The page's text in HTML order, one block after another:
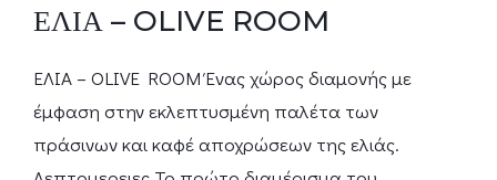
ΕΛΙΑ – OLIVE ROOM
ΕΛΙΑ – OLIVE ROOM Ένας χώρος διαμονής με
έμφαση στην εκλεπτυσμένη παλέτα των
πράσινων και καφέ αποχρώσεων της ελιάς.